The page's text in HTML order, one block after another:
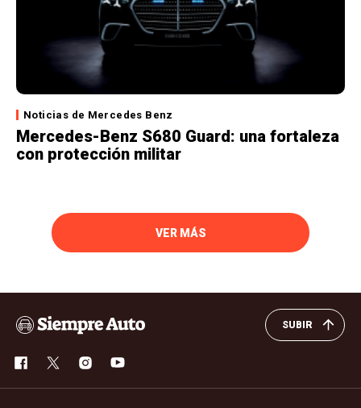
Noticias de Mercedes Benz
Mercedes-Benz S680 Guard: una fortaleza
con protección militar
VER MÁS
SUBIR